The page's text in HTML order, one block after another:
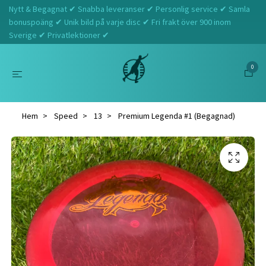
Nytt & Begagnat ✔ Snabba leveranser ✔ Personlig service ✔ Samla
bonuspoäng ✔ Unik bild på varje disc ✔ Fri frakt över 900 inom
Sverige ✔ Privatlektioner ✔
0
Hem Speed 13 Premium Legenda #1 (Begagnad)